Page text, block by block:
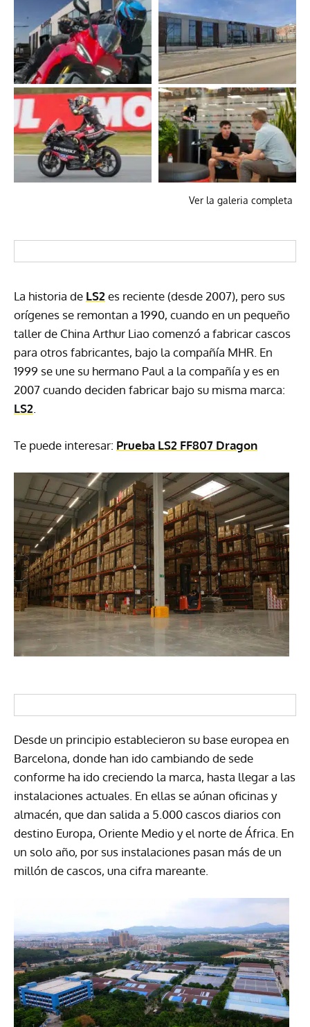
Ver la galeria completa
La historia de LS2 es reciente (desde 2007), pero sus
orígenes se remontan a 1990, cuando en un pequeño
taller de China Arthur Liao comenzó a fabricar cascos
para otros fabricantes, bajo la compañía MHR. En
1999 se une su hermano Paul a la compañía y es en
2007 cuando deciden fabricar bajo su misma marca:
LS2
Te puede interesar: Prueba LS2 FF807 Dragon
Desde un principio establecieron su base europea en
Barcelona, donde han ido cambiando de sede
conforme ha ido creciendo la marca, hasta llegar a las
instalaciones actuales. En ellas se aúnan oficinas y
almacén, que dan salida a 5.000 cascos diarios con
destino Europa, Oriente Medio y el norte de África. En
un solo año, por sus instalaciones pasan más de un
millón de cascos, una cifra mareante.